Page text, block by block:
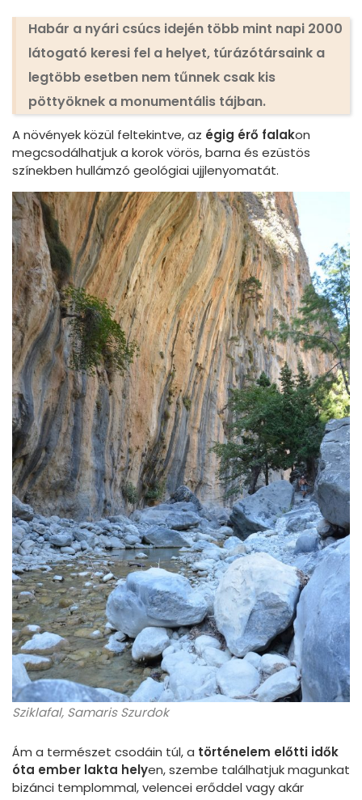
Habár a nyári csúcs idején több mint napi 2000
látogató keresi fel a helyet, túrázótársaink a
legtöbb esetben nem tűnnek csak kis
pöttyöknek a monumentális tájban.
A növények közül feltekintve, az égig érő falakon
megcsodálhatjuk a korok vörös, barna és ezüstös
színekben hullámzó geológiai ujjlenyomatát.
Sziklafal, Samaris Szurdok
Ám a természet csodáin túl, a történelem előtti idők
óta ember lakta helyen, szembe találhatjuk magunkat
bizánci templommal, velencei erőddel vagy akár